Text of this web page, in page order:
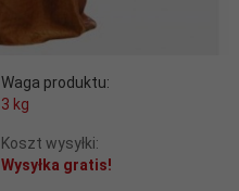
Waga produktu:
3 kg
Koszt wysyłki:
Wysyłka gratis!